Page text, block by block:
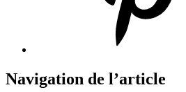
Navigation de l’article